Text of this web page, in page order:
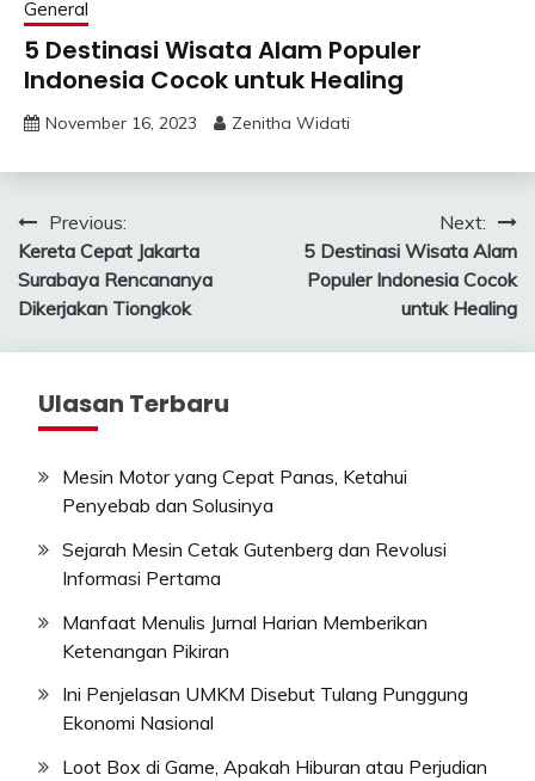
General
5 Destinasi Wisata Alam Populer
Indonesia Cocok untuk Healing
November 16, 2023 Zenitha Widati
Post
navigation
Previous:
Kereta Cepat Jakarta
Surabaya Rencananya
Dikerjakan Tiongkok
Next:
5 Destinasi Wisata Alam
Populer Indonesia Cocok
untuk Healing
Ulasan Terbaru
Mesin Motor yang Cepat Panas, Ketahui
Penyebab dan Solusinya
Sejarah Mesin Cetak Gutenberg dan Revolusi
Informasi Pertama
Manfaat Menulis Jurnal Harian Memberikan
Ketenangan Pikiran
Ini Penjelasan UMKM Disebut Tulang Punggung
Ekonomi Nasional
Loot Box di Game, Apakah Hiburan atau Perjudian